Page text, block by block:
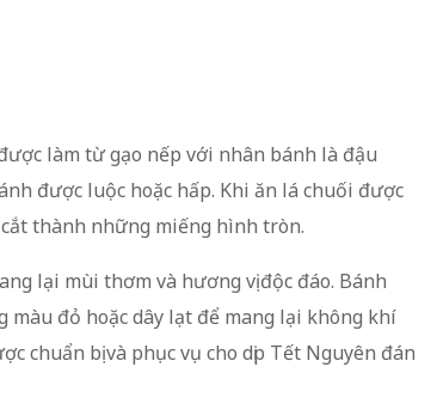
làm từ gạo nếp với nhân bánh là đậu
được luộc hoặc hấp. Khi ăn lá chuối được
thành những miếng hình tròn.
lại mùi thơm và hương vị độc đáo. Bánh
đỏ hoặc dây lạt để mang lại không khí
chuẩn bị và phục vụ cho dịp Tết Nguyên đán